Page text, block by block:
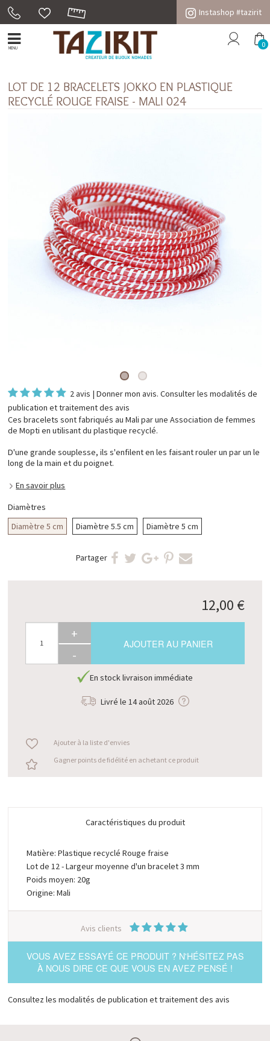
Instashop #tazirit
MENU 0
LOT DE 12 BRACELETS JOKKO EN PLASTIQUE
RECYCLÉ ROUGE FRAISE - MALI 024
2 avis |Donner mon avis. Consulter lesmodalités de
publication et traitement des avis
Ces bracelets sont fabriqués au Mali par une Association de femmes
de Mopti en utilisant du plastique recyclé.
D'une grande souplesse, ils s'enfilent en les faisant rouler un par un le
long de la main et du poignet.
En savoir plus
Diamètres
Diamètre 5 cm
Diamètre 5.5 cm Diamètre 5 cm
Partager
12,00 €
+
-
AJOUTER AU PANIER
En stock livraison immédiate
Livré le 14 août 2026
Ajouter à la liste d'envies
Gagner points de fidélité en achetant ce produit
Caractéristiques du produit
Matière: Plastique recyclé Rouge fraise
Lot de 12 - Largeur moyenne d'un bracelet 3 mm
Poids moyen: 20g
Origine: Mali
Avis clients
VOUS AVEZ ESSAYÉ CE PRODUIT ? N'HÉSITEZ PAS
À NOUS DIRE CE QUE VOUS EN AVEZ PENSÉ !
Consultez les modalités de publication et traitement des avis